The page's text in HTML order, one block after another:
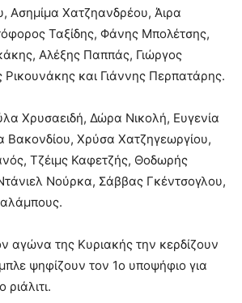
Ασημίμα Χατζηανδρέου, Άιρα
Ταξίδης, Φάνης Μπολέτσης,
Αλέξης Παππάς, Γιώργος
Ρικουνάκης και Γιάννης Περπατάρης.
Χρυσαειδή, Δώρα Νικολή, Ευγενία
Βακονδίου, Χρύσα Χατζηγεωργίου,
Τζέιμς Καφετζής, Θοδωρής
Νούρκα, Σάββας Γκέντσογλου,
αγώνα της Κυριακής την κερδίζουν
μπλε ψηφίζουν τον 1ο υποψήφιο για